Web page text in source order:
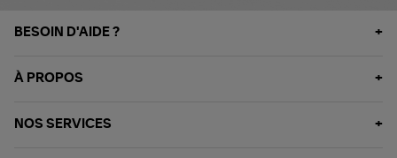
BESOIN D'AIDE ?
À PROPOS
NOS SERVICES